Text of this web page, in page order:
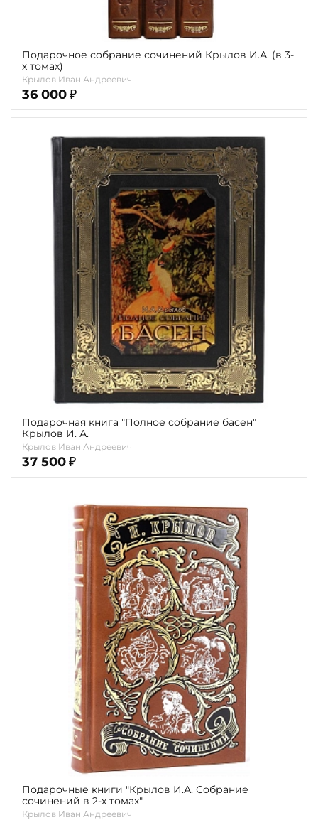
Подарочное собрание сочинений Крылов И.А. (в 3-
х томах)
Крылов Иван Андреевич
36 000 ₽
Подарочная книга "Полное собрание басен"
Крылов И. А.
Крылов Иван Андреевич
37 500 ₽
Подарочные книги "Крылов И.А. Собрание
сочинений в 2-х томах"
Крылов Иван Андреевич